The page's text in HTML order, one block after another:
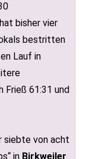
bisher vier
bestritten
Lauf in
Frieß 61:31 und
siebte von acht
in Birkweiler